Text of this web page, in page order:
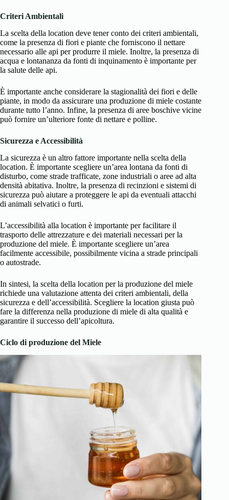
Criteri Ambientali
La scelta della location deve tener conto dei criteri ambientali,
come la presenza di fiori e piante che forniscono il nettare
necessario alle api per produrre il miele. Inoltre, la presenza di
acqua e lontananza da fonti di inquinamento è importante per
la salute delle api.
È importante anche considerare la stagionalità dei fiori e delle
piante, in modo da assicurare una produzione di miele costante
durante tutto l’anno. Infine, la presenza di aree boschive vicine
può fornire un’ulteriore fonte di nettare e polline.
Sicurezza e Accessibilità
La sicurezza è un altro fattore importante nella scelta della
location. È importante scegliere un’area lontana da fonti di
disturbo, come strade trafficate, zone industriali o aree ad alta
densità abitativa. Inoltre, la presenza di recinzioni e sistemi di
sicurezza può aiutare a proteggere le api da eventuali attacchi
di animali selvatici o furti.
L’accessibilità alla location è importante per facilitare il
trasporto delle attrezzature e dei materiali necessari per la
produzione del miele. È importante scegliere un’area
facilmente accessibile, possibilmente vicina a strade principali
o autostrade.
In sintesi, la scelta della location per la produzione del miele
richiede una valutazione attenta dei criteri ambientali, della
sicurezza e dell’accessibilità. Scegliere la location giusta può
fare la differenza nella produzione di miele di alta qualità e
garantire il successo dell’apicoltura.
Ciclo di produzione del Miele